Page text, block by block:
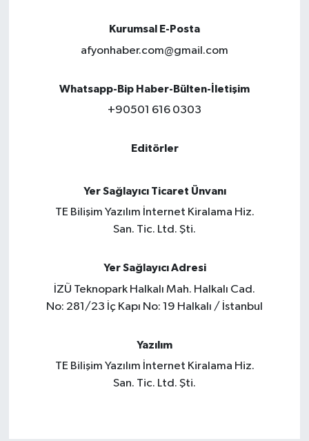
Kurumsal E-Posta
afyonhaber.com@gmail.com
Whatsapp-Bip Haber-Bülten-İletişim
+90501 616 0303
Editörler
Yer Sağlayıcı Ticaret Ünvanı
TE Bilişim Yazılım İnternet Kiralama Hiz.
San. Tic. Ltd. Şti.
Yer Sağlayıcı Adresi
İZÜ Teknopark Halkalı Mah. Halkalı Cad.
No: 281/23 İç Kapı No: 19 Halkalı / İstanbul
Yazılım
TE Bilişim Yazılım İnternet Kiralama Hiz.
San. Tic. Ltd. Şti.